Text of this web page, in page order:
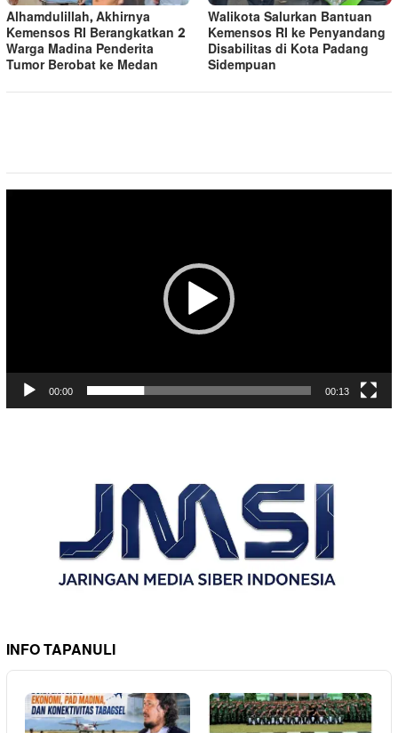
Alhamdulillah, Akhirnya
Kemensos RI Berangkatkan 2
Warga Madina Penderita
Tumor Berobat ke Medan
Walikota Salurkan Bantuan
Kemensos RI ke Penyandang
Disabilitas di Kota Padang
Sidempuan
00:00 00:13
INFO TAPANULI